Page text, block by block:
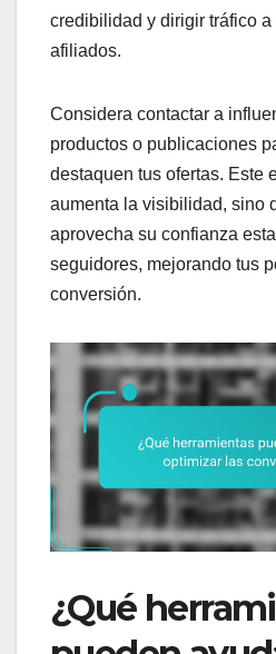
credibilidad y dirigir tráfico
afiliados.
Considera contactar a
productos o publicaciones
destaquen tus ofertas. Este
aumenta la visibilidad, sino
aprovecha su confianza
seguidores, mejorando tus
conversión.
¿Qué